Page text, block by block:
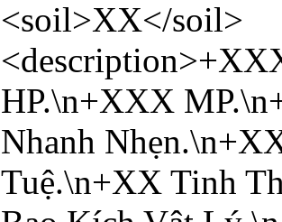
<soil>XX</soil>
HP.\n+XXX
Nhanh
Tuệ.\n+XX Tinh